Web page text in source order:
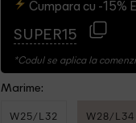
Cumpara cu -15%
SUPER15
*Codul se aplica la
Marime:
W25/L32 W28/L34